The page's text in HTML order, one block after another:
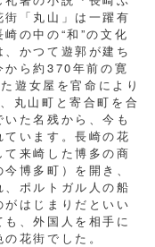
「丸山」は一躍有
の中の“和”の文化
かつて遊郭が建ち
から約370年前の寛
遊女屋を官命により
丸山町と寄合町を合
た名残から、今も
います。長崎の花
来崎した博多の商
博多町）を開き、
ポルトガル人の船
はじまりだといい
、外国人を相手に
花街でした。